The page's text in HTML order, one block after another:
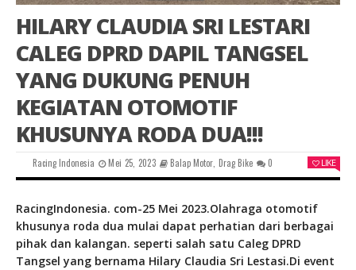
HILARY CLAUDIA SRI LESTARI
CALEG DPRD DAPIL TANGSEL
YANG DUKUNG PENUH
KEGIATAN OTOMOTIF
KHUSUNYA RODA DUA!!!
Racing Indonesia Mei 25, 2023 Balap Motor, Drag Bike 0 LIKE
RacingIndonesia. com-25 Mei 2023.Olahraga otomotif
khusunya roda dua mulai dapat perhatian dari berbagai
pihak dan kalangan. seperti salah satu Caleg DPRD
Tangsel yang bernama Hilary Claudia Sri Lestasi.Di event